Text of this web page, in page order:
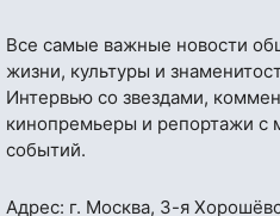
Все самые важные новости
жизни, культуры и
Интервью со звездами,
кинопремьеры и репортажи с
событий.
Адрес: г. Москва, 3-я